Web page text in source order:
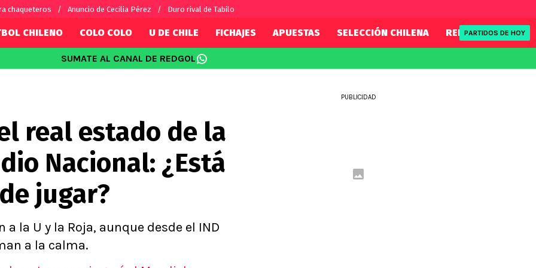
chaqueteros Anuncio de Cecilia Pérez Duro rival de Tabilo
por el mundo
Fútbol Argentino
Fútbol Brasileño
Conference League
Ligue 1
Premier League
Serie A
CHILENO COLO COLO U DE CHILE FICHAJES APUESTAS SELECCIÓN CHILENA REDSPORT
PARTIDOS DE HOY
SUMATE AL CANAL DE REDGOL
real estado de la
Nacional: ¿Está
jugar?
la U y la Roja, aunque desde el IND
a la calma.
PUBLICIDAD